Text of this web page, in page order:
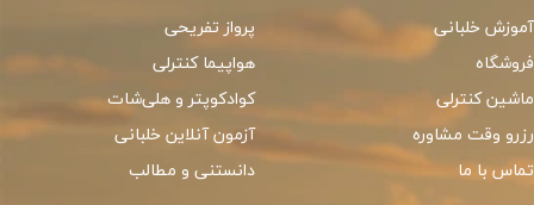
آموزش خلبانی
فروشگاه
ماشین کنترلی
رزرو وقت مشاوره
تماس با ما
پرواز تفریحی
هواپیما کنترلی
کوادکوپتر و هلی‌شات
آزمون آنلاین خلبانی
دانستنی و مطالب